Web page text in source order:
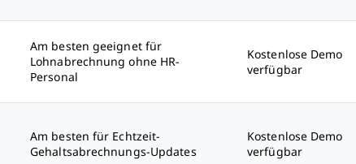
Am besten geeignet für
Lohnabrechnung ohne HR-
Personal
Kostenlose Demo
verfügbar
Am besten für Echtzeit-
Gehaltsabrechnungs-Updates
Kostenlose Demo
verfügbar